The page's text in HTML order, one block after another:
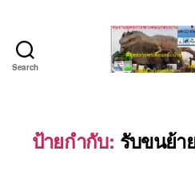
Search
เ
ร
ป้ายกำกับ: รับขนย้า